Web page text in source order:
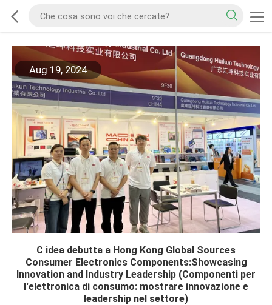
Aug 19, 2024
C idea debutta a Hong Kong Global Sources
Consumer Electronics Components:Showcasing
Innovation and Industry Leadership (Componenti per
l'elettronica di consumo: mostrare innovazione e
leadership nel settore)